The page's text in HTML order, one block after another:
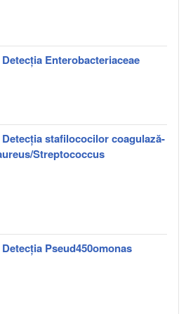
Enterobacteriaceae
stafilococilor coagulază-
Streptococcus
Pseud450omonas